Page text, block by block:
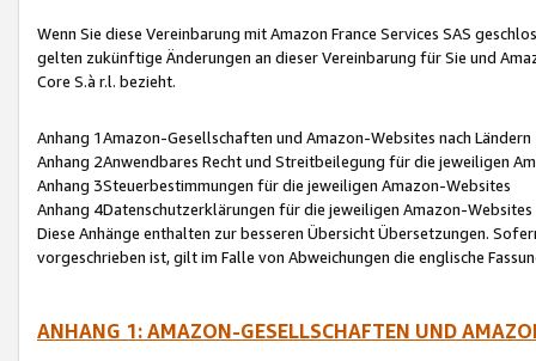
Wenn Sie diese Vereinbarung mit Amazon France Services SAS
gelten zukünftige Änderungen an dieser Vereinbarung für Sie und
Core S.à r.l. bezieht.
Anhang 1Amazon-Gesellschaften und Amazon-Websites nach Ländern
Anhang 2Anwendbares Recht und Streitbeilegung für die jeweiligen
Anhang 3Steuerbestimmungen für die jeweiligen Amazon-Websites
Anhang 4Datenschutzerklärungen für die jeweiligen Amazon-Websites
Diese Anhänge enthalten zur besseren Übersicht Übersetzungen.
vorgeschrieben ist, gilt im Falle von Abweichungen die englische
ANHANG 1: AMAZON-GESELLSCHAFTEN UND